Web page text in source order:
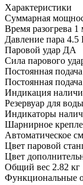
Характеристики
Суммарная
Время разогрева 1
Давление пара 4.5
Паровой удар ДА
Сила парового
Постоянная
Постоянная
Индикация
Резервуар для воды
Индикаторы
Шарнирное
Автоматическое
Цвет паровой
Цвет
Общий вес 2.82 кг
Функциональные